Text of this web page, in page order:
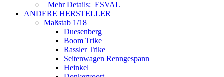
Mehr Details: ESVAL
ANDERE HERSTELLER
Maßstab 1/18
Duesenberg
Boom Trike
Rassler Trike
Seitenwagen Renngespann
Heinkel